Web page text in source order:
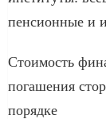
пенсионные и
Стоимость
погашения
порядке